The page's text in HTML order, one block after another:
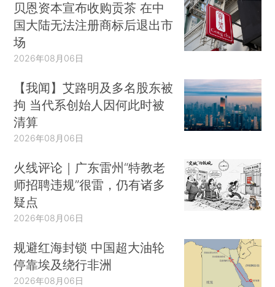
贝恩资本宣布收购贡茶 在中
国大陆无法注册商标后退出市
场
2026年08月06日
【我闻】艾路明及多名股东被
拘 当代系创始人因何此时被
清算
2026年08月06日
火线评论｜广东雷州“特教老
师招聘违规”很雷，仍有诸多
疑点
2026年08月06日
规避红海封锁 中国超大油轮
停靠埃及绕行非洲
2026年08月06日